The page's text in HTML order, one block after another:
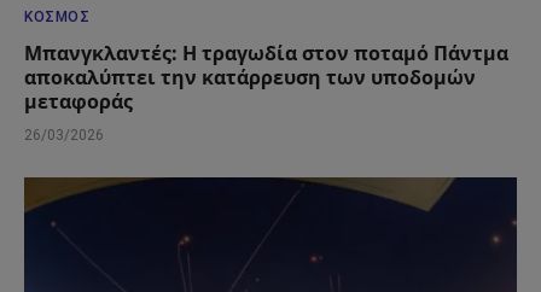
ΚΌΣΜΟΣ
Μπανγκλαντές: Η τραγωδία στον ποταμό Πάντμα
αποκαλύπτει την κατάρρευση των υποδομών
μεταφοράς
26/03/2026